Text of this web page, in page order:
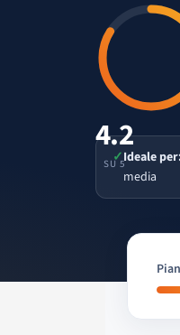
4.2
SU 5
✓Ideale
media